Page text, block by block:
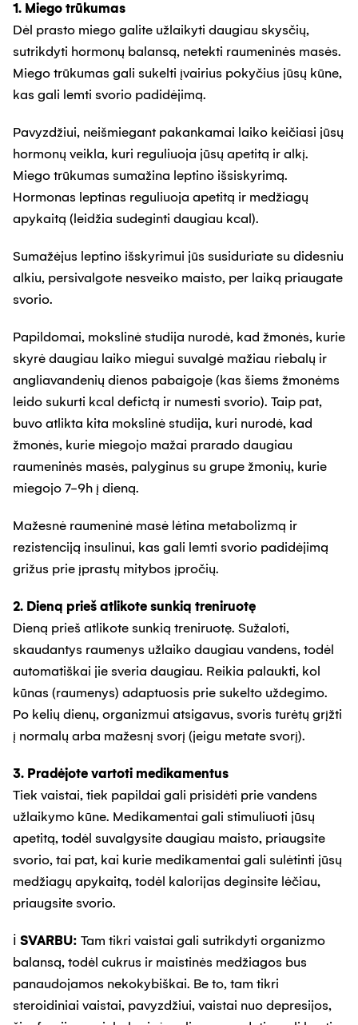
1. Miego trūkumas
Dėl prasto miego galite užlaikyti daugiau skysčių,
sutrikdyti hormonų balansą, netekti raumeninės masės.
Miego trūkumas gali sukelti įvairius pokyčius jūsų kūne,
kas gali lemti svorio padidėjimą.
Pavyzdžiui, neišmiegant pakankamai laiko keičiasi jūsų
hormonų veikla, kuri reguliuoja jūsų apetitą ir alkį.
Miego trūkumas sumažina leptino išsiskyrimą.
Hormonas leptinas reguliuoja apetitą ir medžiagų
apykaitą (leidžia sudeginti daugiau kcal).
Sumažėjus leptino išskyrimui jūs susiduriate su didesniu
alkiu, persivalgote nesveiko maisto, per laiką priaugate
svorio.
Papildomai, mokslinė studija nurodė, kad žmonės, kurie
skyrė daugiau laiko miegui suvalgė mažiau riebalų ir
angliavandenių dienos pabaigoje (kas šiems žmonėms
leido sukurti kcal defictą ir numesti svorio). Taip pat,
buvo atlikta kita mokslinė studija, kuri nurodė, kad
žmonės, kurie miegojo mažai prarado daugiau
raumeninės masės, palyginus su grupe žmonių, kurie
miegojo 7-9h į dieną.
Mažesnė raumeninė masė lėtina metabolizmą ir
rezistenciją insulinui, kas gali lemti svorio padidėjimą
grižus prie įprastų mitybos įpročių.
2. Dieną prieš atlikote sunkią treniruotę
Dieną prieš atlikote sunkią treniruotę. Sužaloti,
skaudantys raumenys užlaiko daugiau vandens, todėl
automatiškai jie sveria daugiau. Reikia palaukti, kol
kūnas (raumenys) adaptuosis prie sukelto uždegimo.
Po kelių dienų, organizmui atsigavus, svoris turėtų grįžti
į normalų arba mažesnį svorį (jeigu metate svorį).
3. Pradėjote vartoti medikamentus
Tiek vaistai, tiek papildai gali prisidėti prie vandens
užlaikymo kūne. Medikamentai gali stimuliuoti jūsų
apetitą, todėl suvalgysite daugiau maisto, priaugsite
svorio, tai pat, kai kurie medikamentai gali sulėtinti jūsų
medžiagų apykaitą, todėl kalorijas deginsite lėčiau,
priaugsite svorio.
ℹ️ SVARBU: Tam tikri vaistai gali sutrikdyti organizmo
balansą, todėl cukrus ir maistinės medžiagos bus
panaudojamos nekokybiškai. Be to, tam tikri
steroidiniai vaistai, pavyzdžiui, vaistai nuo depresijos,